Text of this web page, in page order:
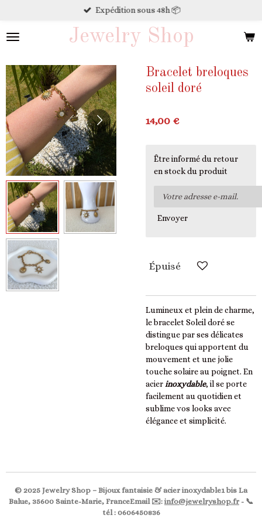
contenu
Jewelry Shop
Expédition sous 48h 📦
Bracelet breloques
soleil doré
14,00 €
Être informé du retour
en stock du produit
Envoyer
Épuisé
Lumineux et plein de charme,
le bracelet Soleil doré se
distingue par ses délicates
breloques qui apportent du
mouvement et une jolie
touche solaire au poignet. En
acierinoxydable, il se porte
facilement au quotidien et
sublime vos looks avec
élégance et simplicité.
© 2025 Jewelry Shop – Bijoux fantaisie & acier inoxydable1 bis La
Balue, 35600 Sainte-Marie, FranceEmail ✉️: info@jewelryshop.fr- 📞
tél : 0606450836